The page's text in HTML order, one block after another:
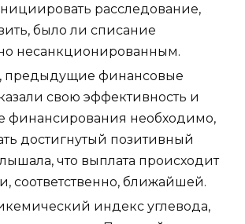
расследование,
было ли списание
несанкционированным.
предыдущие финансовые
свою эффективность и
финансирования необходимо,
достигнутый позитивный
что выплата происходит
соответственно, ближайшей.
индекс углевода,